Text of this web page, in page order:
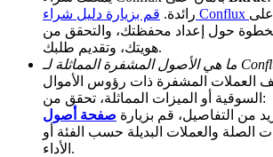
Deposit CASHCAT & Win
Share 500000 CASHCAT prize pool
رائدة.
حول إعداد محفظتك، والتحقق من
هويتك، وتقديم طلبك.
العملات المشفرة ذات رؤوس الأموال
السوقية أو الميزات المماثلة، تحقق من:
من التفاصيل، قم بزيارة
الصلة والعملات البديلة حسب الفئة أو
الأداء.